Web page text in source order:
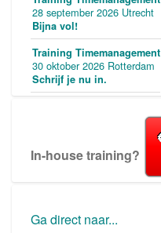
28 september 2026 Utrecht
Bijna vol!
Training Timemanagement
30 oktober 2026 Rotterdam
Schrijf je nu in.
In-house training?
Ga direct naar...